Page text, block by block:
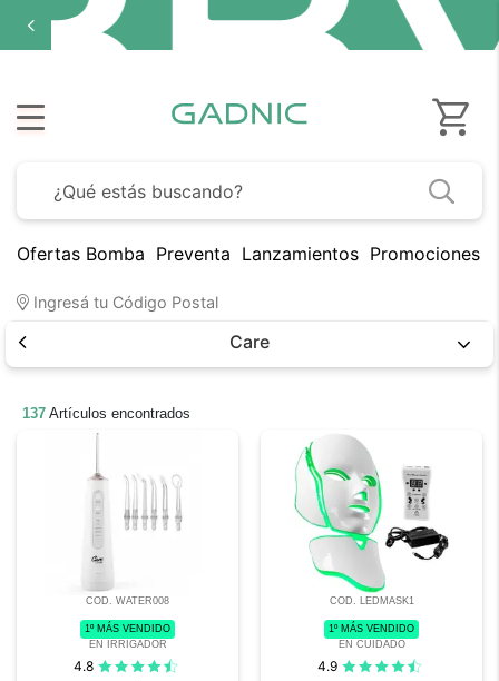
Ofertas Bomba Preventa Lanzamientos Promociones
Ingresá tu Código Postal
Care
137 Artículos encontrados
COD. WATER008
1º MÁS VENDIDO
EN IRRIGADOR
4.8
COD. LEDMASK1
1º MÁS VENDIDO
EN CUIDADO
4.9